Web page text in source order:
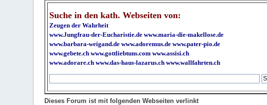
Suche in den kath. Webseiten von:
Zeugen der Wahrheit
www.Jungfrau-der-Eucharistie.de www.maria-die-makellose.de
www.barbara-weigand.de www.adoremus.de www.pater-pio.de
www.gebete.ch www.gottliebtuns.com www.assisi.ch
www.adorare.ch www.das-haus-lazarus.ch www.wallfahrten.ch
Dieses Forum ist mit folgenden Webseiten verlinkt